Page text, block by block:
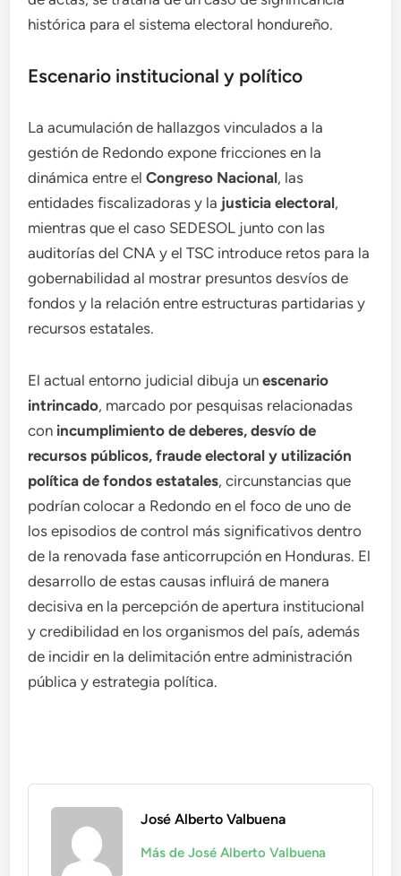
histórica para el sistema electoral hondureño.
Escenario institucional y político
La acumulación de hallazgos vinculados a la
gestión de Redondo expone fricciones en la
dinámica entre elCongreso Nacional, las
entidades fiscalizadoras y la justicia electoral,
mientras que el caso SEDESOL junto con las
auditorías del CNA y el TSC introduce retos para la
gobernabilidad al mostrar presuntos desvíos de
fondos y la relación entre estructuras partidarias y
recursos estatales.
El actual entorno judicial dibuja unescenario
intrincado, marcado por pesquisas relacionadas
con incumplimiento de deberes, desvío de
recursos públicos, fraude electoral y utilización
política de fondos estatales, circunstancias que
podrían colocar a Redondo en el foco de uno de
los episodios de control más significativos dentro
de la renovada fase anticorrupción en Honduras. El
desarrollo de estas causas influirá de manera
decisiva en la percepción de apertura institucional
y credibilidad en los organismos del país, además
de incidir en la delimitación entre administración
pública y estrategia política.
José Alberto Valbuena
Más de José Alberto Valbuena